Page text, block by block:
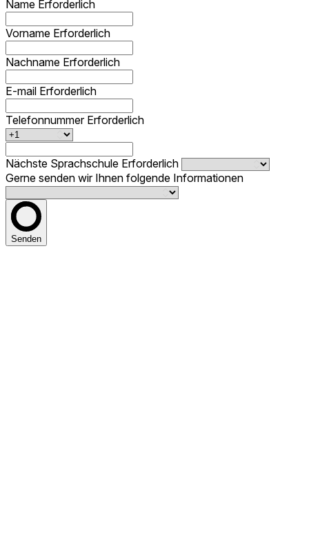
Name Erforderlich
Vorname Erforderlich
Nachname Erforderlich
E-mail Erforderlich
Telefonnummer Erforderlich
Nächste Sprachschule Erforderlich
Gerne senden wir Ihnen folgende Informationen
Senden